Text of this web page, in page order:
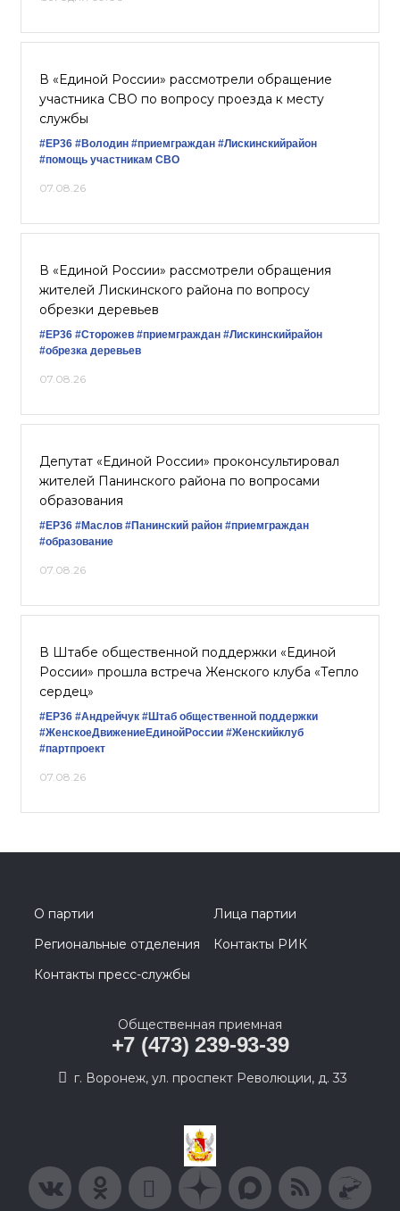
В «Единой России» рассмотрели обращение
участника СВО по вопросу проезда к месту
службы
#ЕР36 #Володин #приемграждан #Лискинскийрайон
#помощь участникам СВО
07.08.26
В «Единой России» рассмотрели обращения
жителей Лискинского района по вопросу
обрезки деревьев
#ЕР36 #Сторожев #приемграждан #Лискинскийрайон
#обрезка деревьев
07.08.26
Депутат «Единой России» проконсультировал
жителей Панинского района по вопросами
образования
#ЕР36 #Маслов #Панинский район #приемграждан
#образование
07.08.26
В Штабе общественной поддержки «Единой
России» прошла встреча Женского клуба «Тепло
сердец»
#ЕР36 #Андрейчук #Штаб общественной поддержки
#ЖенскоеДвижениеЕдинойРоссии #Женскийклуб
#партпроект
07.08.26
О партии
Лица партии
Региональные отделения
Контакты РИК
Контакты пресс-службы
Общественная приемная
+7 (473) 239-93-39
г. Воронеж, ул. проспект Революции, д. 33